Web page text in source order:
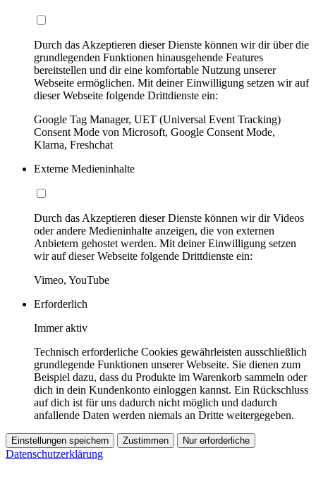
Durch das Akzeptieren dieser Dienste können wir dir über die
grundlegenden Funktionen hinausgehende Features
bereitstellen und dir eine komfortable Nutzung unserer
Webseite ermöglichen. Mit deiner Einwilligung setzen wir auf
dieser Webseite folgende Drittdienste ein:
Google Tag Manager, UET (Universal Event Tracking)
Consent Mode von Microsoft, Google Consent Mode,
Klarna, Freshchat
Externe Medieninhalte
Durch das Akzeptieren dieser Dienste können wir dir Videos
oder andere Medieninhalte anzeigen, die von externen
Anbietern gehostet werden. Mit deiner Einwilligung setzen
wir auf dieser Webseite folgende Drittdienste ein:
Vimeo, YouTube
Erforderlich
Immer aktiv
Technisch erforderliche Cookies gewährleisten ausschließlich
grundlegende Funktionen unserer Webseite. Sie dienen zum
Beispiel dazu, dass du Produkte im Warenkorb sammeln oder
dich in dein Kundenkonto einloggen kannst. Ein Rückschluss
auf dich ist für uns dadurch nicht möglich und dadurch
anfallende Daten werden niemals an Dritte weitergegeben.
Einstellungen speichern Zustimmen Nur erforderliche
Datenschutzerklärung